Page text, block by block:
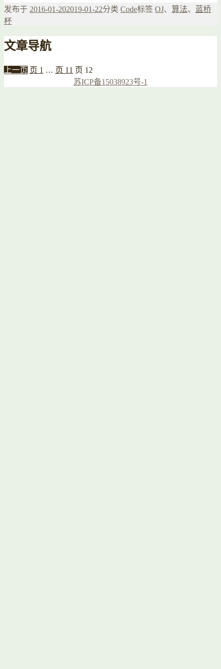
发布于 2016-01-202019-01-22分类 Code标签 OJ、 算法、
蓝桥
杯
文章导航
上一页 页 1 … 页 11 页 12
苏ICP备15038923号-1